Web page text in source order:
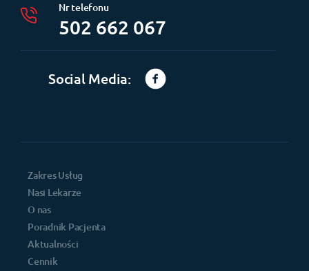
Nr telefonu
502 662 067
Social Media:
Zakres Usług
Nasi Lekarze
O nas
Poradnik Pacjenta
Aktualności
Cennik